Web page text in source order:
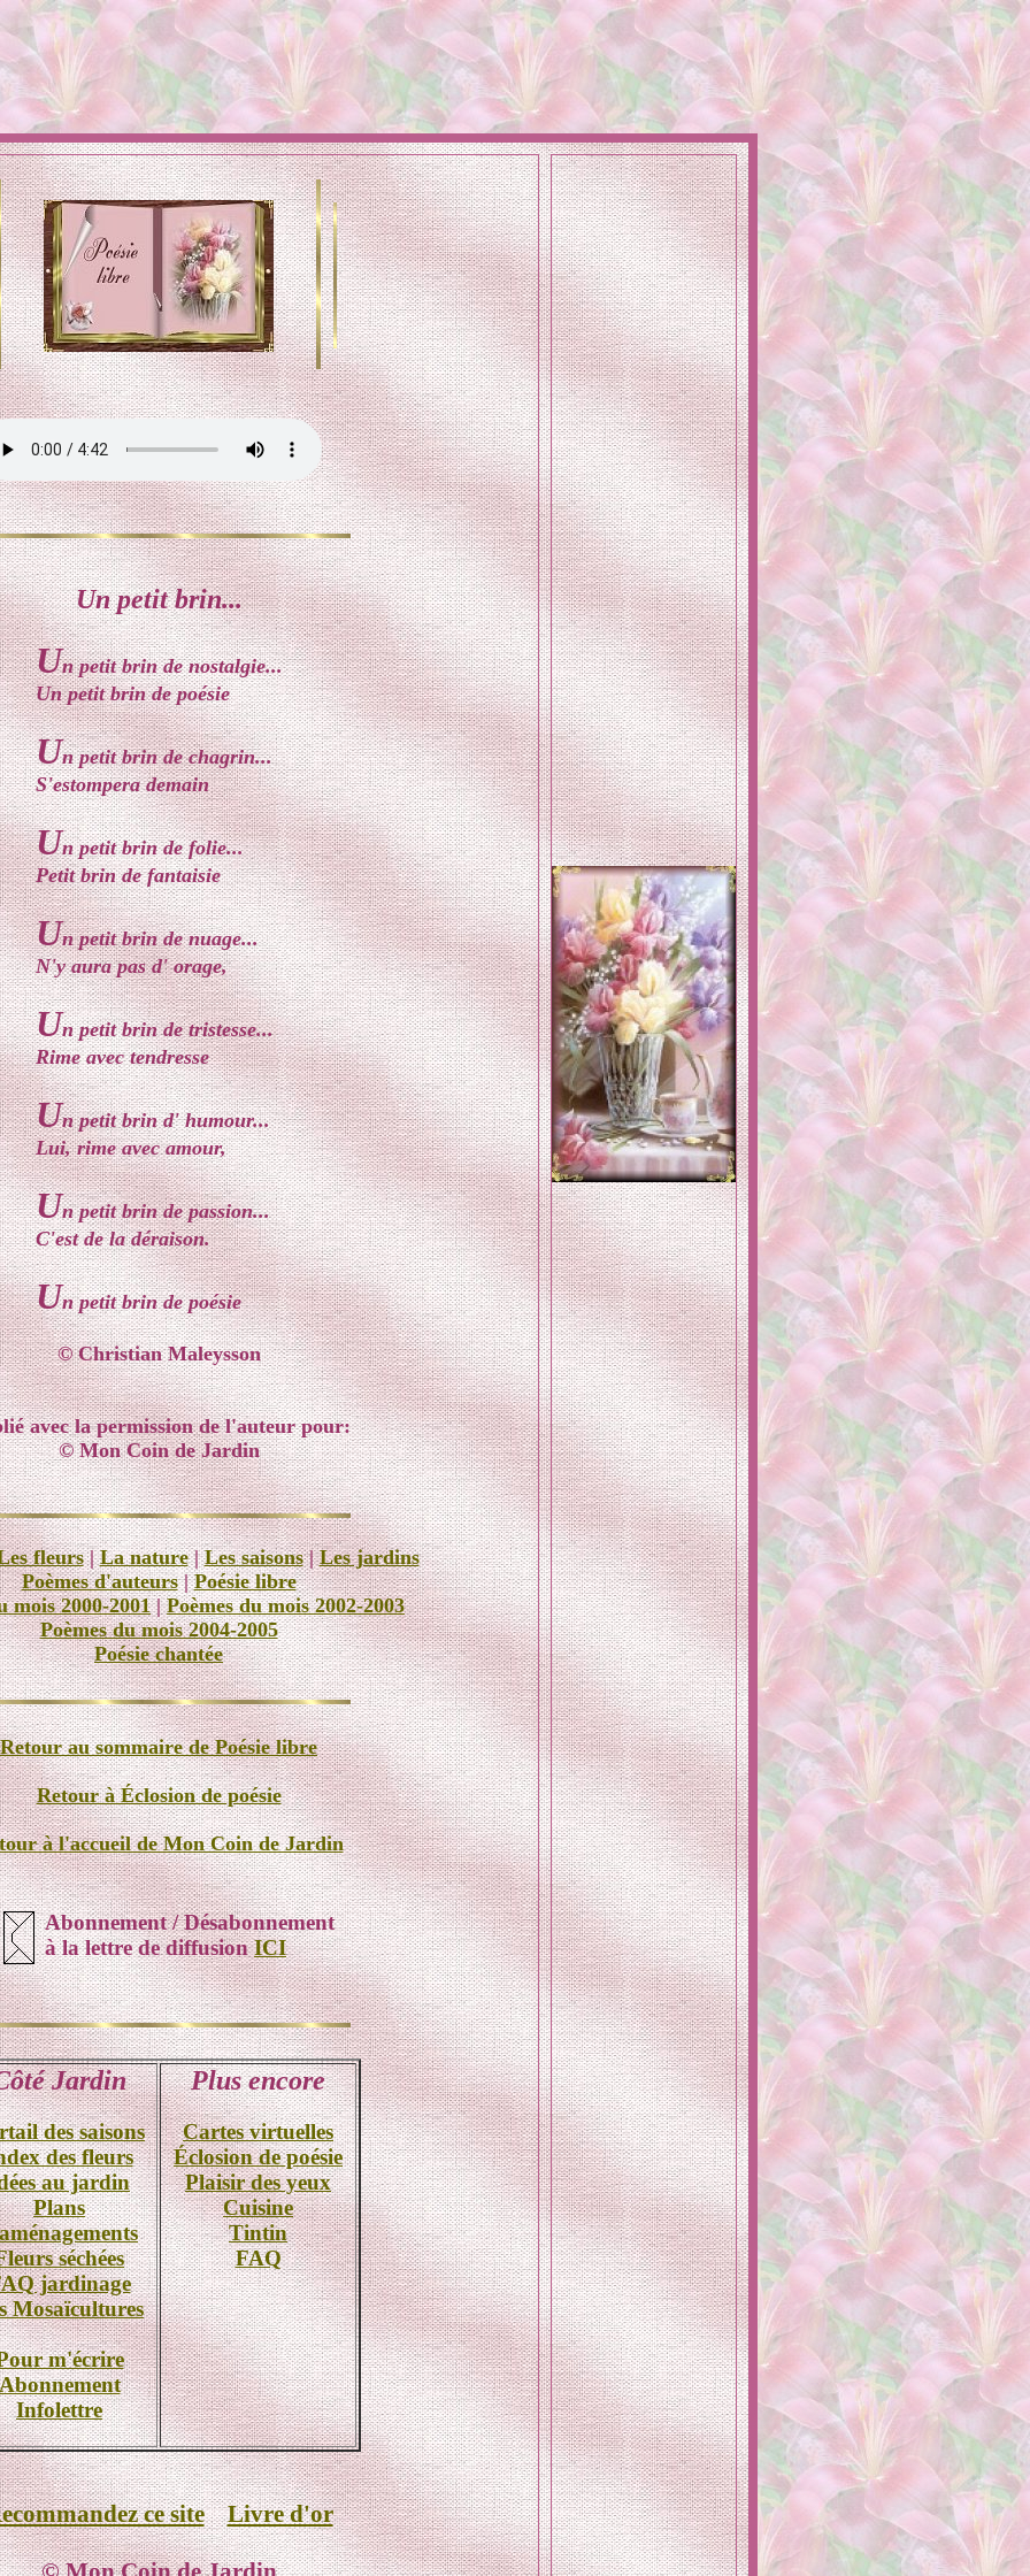
Un petit brin...
Un petit brin de nostalgie...
Un petit brin de poésie
Un petit brin de chagrin...
S'estompera demain
Un petit brin de folie...
Petit brin de fantaisie
Un petit brin de nuage...
N'y aura pas d' orage,
Un petit brin de tristesse...
Rime avec tendresse
Un petit brin d' humour...
Lui, rime avec amour,
Un petit brin de passion...
C'est de la déraison.
Un petit brin de poésie
© Christian Maleysson
avec la permission de l'auteur pour:
© Mon Coin de Jardin
fleurs|La nature|Les saisons|Les jardins
Poèmes d'auteurs|Poésie libre
mois 2000-2001|Poèmes du mois 2002-2003
Poèmes du mois 2004-2005
Poésie chantée
Retour au sommaire de Poésie libre
Retour à Éclosion de poésie
à l'accueil de Mon Coin de Jardin
Abonnement / Désabonnement
à la lettre de diffusionICI
Jardin
des saisons
des fleurs
au jardin
Plans
séchées
jardinage
Mosaïcultures
m'écrire
Infolettre
Plus encore
Cartes virtuelles
Éclosion de poésie
Plaisir des yeux
Cuisine
Tintin
FAQ
ce site Livre d'or